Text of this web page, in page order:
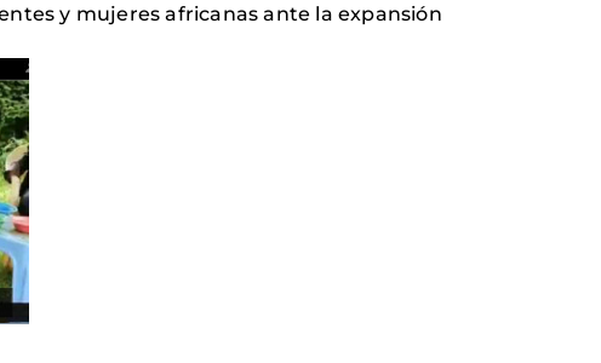
y mujeres africanas ante la expansión